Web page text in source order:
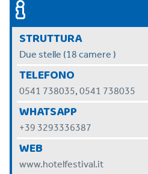
STRUTTURA
Due stelle (18 camere )
TELEFONO
0541 738035, 0541 738035
WHATSAPP
+39 3293336387
WEB
www.hotelfestival.it